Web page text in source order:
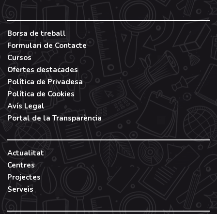
Borsa de treball
Formulari de Contacte
Cursos
Ofertes destacades
Política de Privadesa
Política de Cookies
Avís Legal
Portal de la Transparència
Actualitat
Centres
Projectes
Serveis